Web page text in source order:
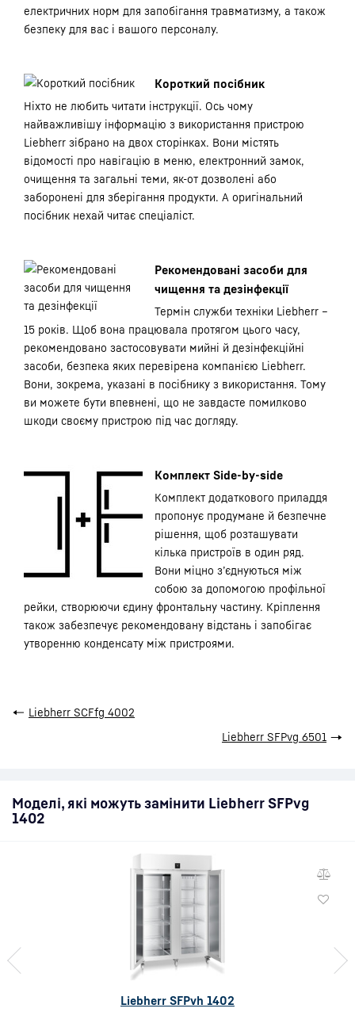
електричних норм для запобігання травматизму, а також
безпеку для вас і вашого персоналу.
Короткий посібник
Ніхто не любить читати інструкції. Ось чому
найважливішу інформацію з використання пристрою
Liebherr зібрано на двох сторінках. Вони містять
відомості про навігацію в меню, електронний замок,
очищення та загальні теми, як-от дозволені або
заборонені для зберігання продукти. А оригінальний
посібник нехай читає спеціаліст.
Рекомендовані засоби для
чищення та дезінфекції
Термін служби техніки Liebherr –
15 років. Щоб вона працювала протягом цього часу,
рекомендовано застосовувати мийні й дезінфекційні
засоби, безпека яких перевірена компанією Liebherr.
Вони, зокрема, указані в посібнику з використання. Тому
ви можете бути впевнені, що не завдасте помилково
шкоди своєму пристрою під час догляду.
Комплект Side-by-side
Комплект додаткового приладдя
пропонує продумане й безпечне
рішення, щоб розташувати
кілька пристроїв в один ряд.
Вони міцно з’єднуються між
собою за допомогою профільної
рейки, створюючи єдину фронтальну частину. Кріплення
також забезпечує рекомендовану відстань і запобігає
утворенню конденсату між пристроями.
← Liebherr SCFfg 4002
Liebherr SFPvg 6501 →
Моделі, які можуть замінити Liebherr SFPvg
1402
Liebherr SFPvh 1402